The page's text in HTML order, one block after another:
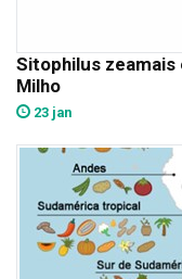
Sitophilus
Milho
23 jan